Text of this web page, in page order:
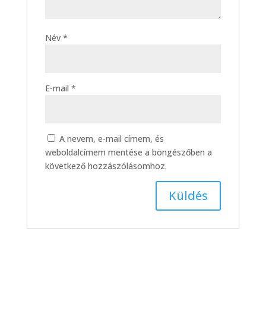
Név *
E-mail *
A nevem, e-mail címem, és
weboldalcímem mentése a böngészőben a
következő hozzászólásomhoz.